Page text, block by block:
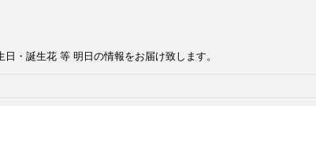
・誕生花 等 明日の情報をお届け致します。